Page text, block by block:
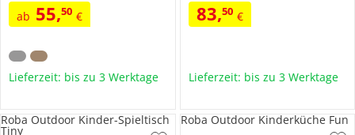
ab 55,50 €
Lieferzeit: bis zu 3 Werktage
83,50 €
Lieferzeit: bis zu 3 Werktage
Roba Outdoor Kinder-Spieltisch
Tiny
Roba Outdoor Kinderküche Fun